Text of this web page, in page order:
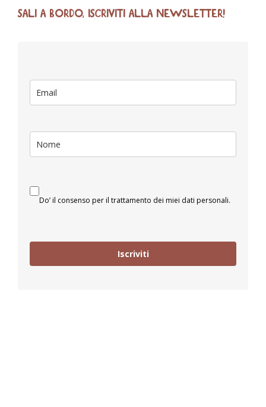
SALI A BORDO, ISCRIVITI ALLA NEWSLETTER!
Do’ il consenso per il trattamento dei miei dati personali.
Iscriviti